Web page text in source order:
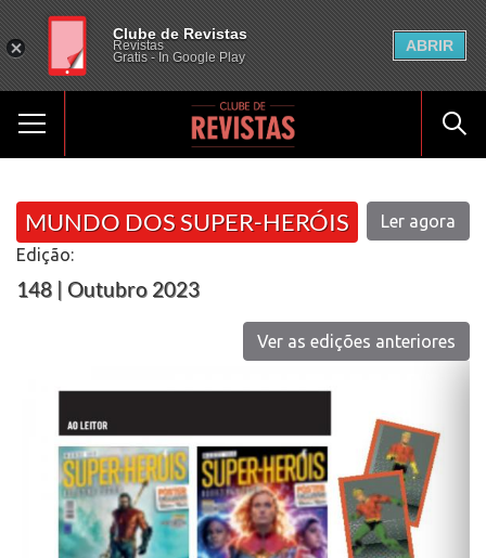
MUNDO DOS SUPER-HERÓIS
Edição:
148 | Outubro 2023
Ler agora
Ver as edições anteriores
Clube de Revistas
Revistas
Gratis - In Google Play
ABRIR